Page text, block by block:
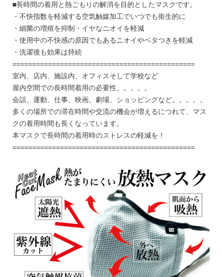
■長時間の着用と熱ごもりの解消を目的としたマスクです。
・不快指数を軽減する空気触媒加工でいつでも衛生的に
・細菌の増殖を抑制・イヤなニオイを軽減
・使用中の不快感の原因でもあるニオイやベタつきを軽減
・洗濯後も効果は持続
==============================================
室内、店内、施設内、オフィスそして学校など
屋内空間での長時間着用の必要性。。。。。
会話、運動、仕事、映画、劇場、ショッピングなど。。。。。
多くの場所での滞在時間や交流の機会が増えるにつれて、マス
クの着用時間も長くなっています。
本マスクで長時間の着用時のストレスの軽減を！
==============================================